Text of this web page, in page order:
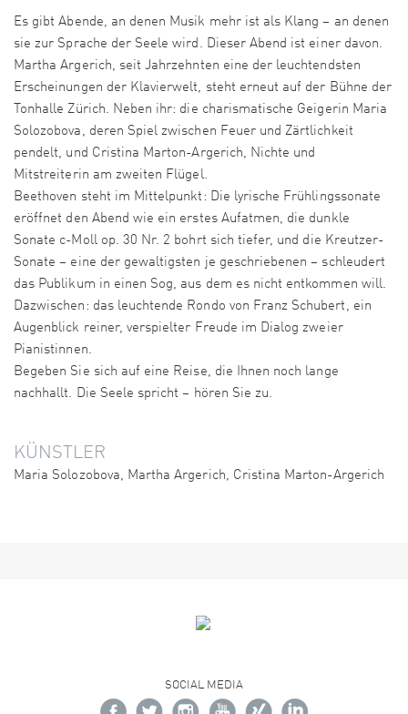
Es gibt Abende, an denen Musik mehr ist als Klang – an denen
sie zur Sprache der Seele wird. Dieser Abend ist einer davon.
Martha Argerich, seit Jahrzehnten eine der leuchtendsten
Erscheinungen der Klavierwelt, steht erneut auf der Bühne der
Tonhalle Zürich. Neben ihr: die charismatische Geigerin Maria
Solozobova, deren Spiel zwischen Feuer und Zärtlichkeit
pendelt, und Cristina Marton-Argerich, Nichte und
Mitstreiterin am zweiten Flügel.
Beethoven steht im Mittelpunkt: Die lyrische Frühlingssonate
eröffnet den Abend wie ein erstes Aufatmen, die dunkle
Sonate c-Moll op. 30 Nr. 2 bohrt sich tiefer, und die Kreutzer-
Sonate – eine der gewaltigsten je geschriebenen – schleudert
das Publikum in einen Sog, aus dem es nicht entkommen will.
Dazwischen: das leuchtende Rondo von Franz Schubert, ein
Augenblick reiner, verspielter Freude im Dialog zweier
Pianistinnen.
Begeben Sie sich auf eine Reise, die Ihnen noch lange
nachhallt. Die Seele spricht – hören Sie zu.
KÜNSTLER
Maria Solozobova, Martha Argerich, Cristina Marton-Argerich
SOCIAL MEDIA